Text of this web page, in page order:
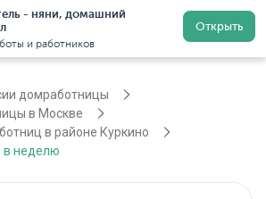
- няни, домашний
и работников
Открыть
Регистрация
домработницы
в Москве
в районе Куркино
в неделю